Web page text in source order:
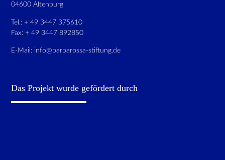
04600 Altenburg
Tel.: + 49 3447 375610
Fax: + 49 3447 892850
E-Mail: info@barbarossa-stiftung.de
Das Projekt wurde gefördert durch